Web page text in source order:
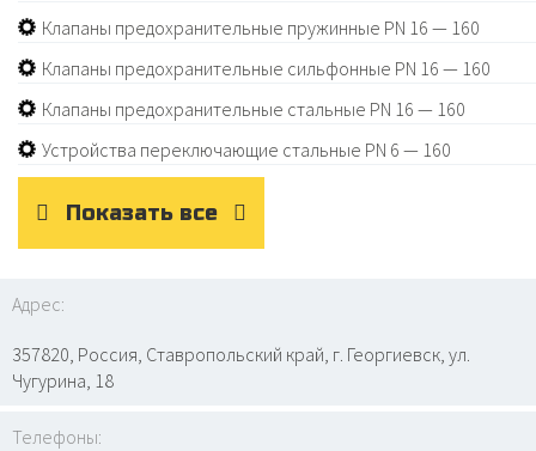
Клапаны предохранительные пружинные PN 16 — 160
Клапаны предохранительные сильфонные PN 16 — 160
Клапаны предохранительные стальные PN 16 — 160
Устройства переключающие стальные PN 6 — 160
Показать все
Адрес:
357820, Россия, Ставропольский край, г. Георгиевск, ул.
Чугурина, 18
Телефоны: